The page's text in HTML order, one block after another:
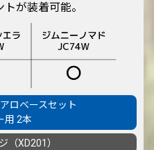
が装着可能。
ロベースセット
用 2本
（XD201）